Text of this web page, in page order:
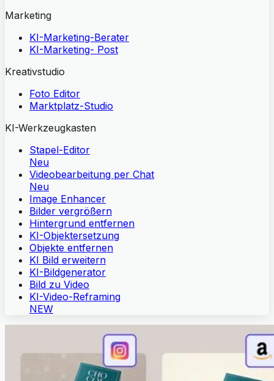
Marketing
KI-Marketing-Berater
KI-Marketing- Post
Kreativstudio
Foto Editor
Marktplatz-Studio
KI-Werkzeugkasten
Stapel-Editor
Neu
Videobearbeitung per Chat
Neu
Image Enhancer
Bilder vergrößern
Hintergrund entfernen
KI-Objektersetzung
Objekte entfernen
KI Bild erweitern
KI-Bildgenerator
Bild zu Video
KI-Video-Reframing
NEW